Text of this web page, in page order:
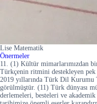
Lise Matematik
Önermeler
11. (1) Kültür mimarlarımızdan
Türkçenin ritmini destekleyen pek
2019 yıllarında Türk Dil
görülmüştür. (11) Türk dünyası
derlemeleri, besteleri ve